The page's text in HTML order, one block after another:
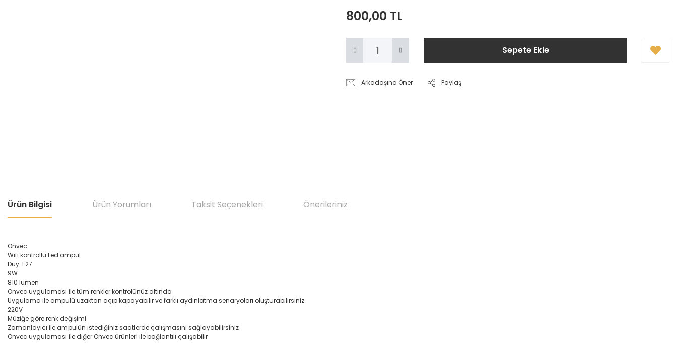
800,00 TL
Sepete Ekle
Arkadaşına Öner Paylaş
Ürün Bilgisi Ürün Yorumları Taksit Seçenekleri Önerileriniz
Onvec
Wifi kontrollü Led ampul
Duy: E27
9W
810 lümen
Onvec uygulaması ile tüm renkler kontrolünüz altında
Uygulama ile ampulü uzaktan açıp kapayabilir ve farklı aydınlatma senaryoları oluşturabilirsiniz
220V
Müziğe göre renk değişimi
Zamanlayıcı ile ampulün istediğiniz saatlerde çalışmasını sağlayabilirsiniz
Onvec uygulaması ile diğer Onvec ürünleri ile bağlantılı çalışabilir